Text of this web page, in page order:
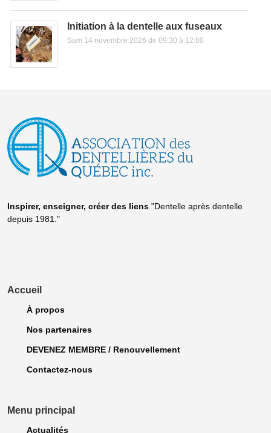
Initiation à la dentelle aux fuseaux
Sam 14 novembre 2026 de 09:30 à 12:00
Inspirer, enseigner, créer des liens "Dentelle après dentelle
depuis 1981."
Accueil
À propos
Nos partenaires
DEVENEZ MEMBRE / Renouvellement
Contactez-nous
Menu principal
Actualités